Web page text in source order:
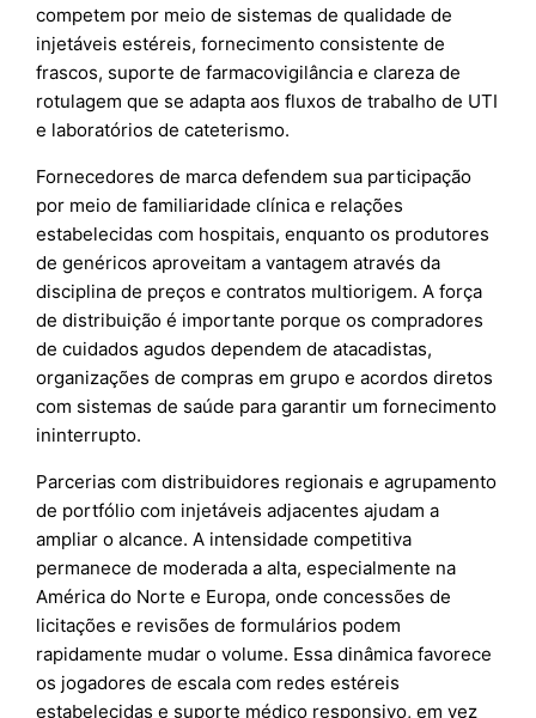
competem por meio de sistemas de qualidade de
injetáveis estéreis, fornecimento consistente de
frascos, suporte de farmacovigilância e clareza de
rotulagem que se adapta aos fluxos de trabalho de UTI
e laboratórios de cateterismo.
Fornecedores de marca defendem sua participação
por meio de familiaridade clínica e relações
estabelecidas com hospitais, enquanto os produtores
de genéricos aproveitam a vantagem através da
disciplina de preços e contratos multiorigem. A força
de distribuição é importante porque os compradores
de cuidados agudos dependem de atacadistas,
organizações de compras em grupo e acordos diretos
com sistemas de saúde para garantir um fornecimento
ininterrupto.
Parcerias com distribuidores regionais e agrupamento
de portfólio com injetáveis adjacentes ajudam a
ampliar o alcance. A intensidade competitiva
permanece de moderada a alta, especialmente na
América do Norte e Europa, onde concessões de
licitações e revisões de formulários podem
rapidamente mudar o volume. Essa dinâmica favorece
os jogadores de escala com redes estéreis
estabelecidas e suporte médico responsivo, em vez